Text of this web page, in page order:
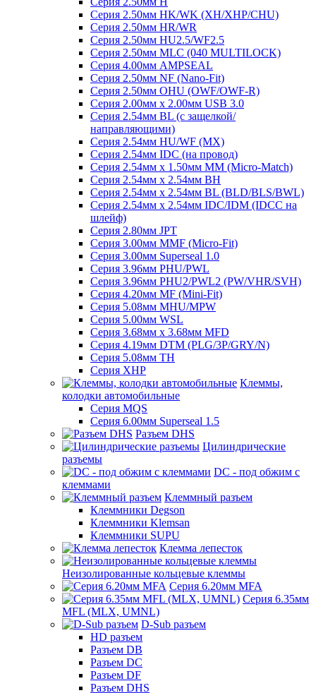
Серия 2.50мм HK/WK (XH/XHP/CHU)
Серия 2.50мм HR/WR
Серия 2.50мм HU2.5/WF2.5
Серия 2.50мм MLC (040 MULTILOCK)
Серия 4.00мм AMPSEAL
Серия 2.50мм NF (Nano-Fit)
Серия 2.50мм OHU (OWF/OWF-R)
Серия 2.00мм x 2.00мм USB 3.0
Серия 2.54мм BL (с защелкой/
направляющими)
Серия 2.54мм HU/WF (MX)
Серия 2.54мм IDC (на провод)
Серия 2.54мм х 1.50мм MM (Micro-Match)
Серия 2.54мм х 2.54мм BH
Серия 2.54мм х 2.54мм BL (BLD/BLS/BWL)
Серия 2.54мм х 2.54мм IDC/IDM (IDCC на
шлейф)
Серия 2.80мм JPT
Серия 3.00мм MMF (Micro-Fit)
Серия 3.00мм Superseal 1.0
Серия 3.96мм PHU/PWL
Серия 3.96мм PHU2/PWL2 (PW/VHR/SVH)
Серия 4.20мм MF (Mini-Fit)
Серия 5.08мм MHU/MPW
Серия 5.00мм WSL
Серия 3.68мм х 3.68мм MFD
Серия 4.19мм DTM (PLG/3P/GRY/N)
Серия 5.08мм TH
Серия XHP
Клеммы,
колодки автомобильные
Серия MQS
Серия 6.00мм Superseal 1.5
Разъем DHS
Цилиндрические
разъемы
DC - под обжим с
клеммами
Клеммный разъем
Клеммники Degson
Клеммники Klemsan
Клеммники SUPU
Клемма лепесток
Неизолированные кольцевые клеммы
Серия 6.20мм MFA
Серия 6.35мм
MFL (MLX, UMNL)
D-Sub разъем
HD разъем
Разъем DB
Разъем DC
Разъем DF
Разъем DHS